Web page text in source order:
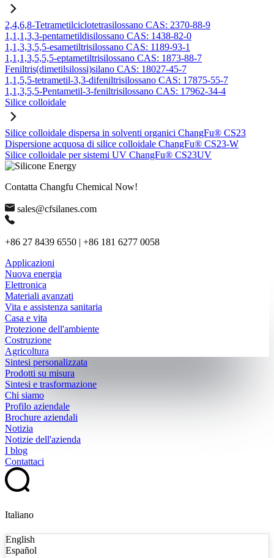
2,4,6,8-Tetrametilciclotetrasilossano CAS: 2370-88-9
1,1,1,3,3-pentametildisilossano CAS: 1438-82-0
1,1,3,3,5,5-esametiltrisilossano CAS: 1189-93-1
1,1,1,3,5,5,5-eptametiltrisilossano CAS: 1873-88-7
Feniltris(dimetilsilossi)silano CAS: 18027-45-7
1,1,5,5-tetrametil-3,3-difeniltrisilossano CAS: 17875-55-7
1,1,3,5,5-Pentametil-3-feniltrisilossano CAS: 17962-34-4
Silice colloidale
Silice colloidale dispersa in solventi organici ChangFu® CS23
Dispersione acquosa di silice colloidale ChangFu® CS23-W
Silice colloidale per sistemi UV ChangFu® CS23UV
Contatta Changfu Chemical Now!
sales@cfsilanes.com
+86 27 8439 6550 | +86 181 6277 0058
Applicazioni
Nuova energia
Elettronica
Materiali avanzati
Vita e assistenza sanitaria
Casa e vita
Protezione dell'ambiente
Costruzione
Agricoltura
Sintesi personalizzata
Prodotti su misura
Sintesi e trasformazione
Chi siamo
Profilo aziendale
Brochure aziendali
Notizia
Notizie dell'azienda
I blog
Contattaci
Italiano
English
Español